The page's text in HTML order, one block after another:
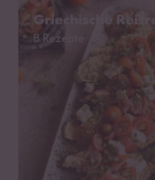
Griechische
8 Rezepte